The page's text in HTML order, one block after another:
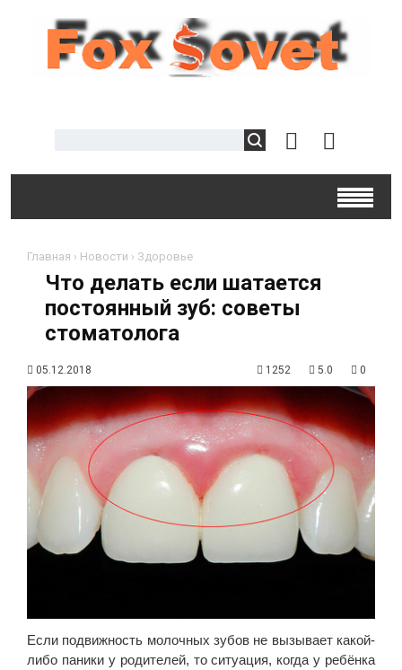
Главная › Новости › Здоровье
Что делать если шатается
постоянный зуб: советы
стоматолога
05.12.2018 1252 5.0 0
Если подвижность молочных зубов не вызывает какой-
либо паники у родителей, то ситуация, когда у ребёнка